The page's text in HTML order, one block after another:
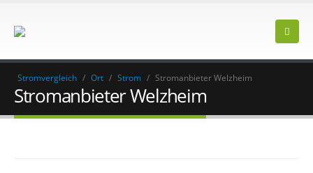
Stromvergleich / Ort / Strom / Stromanbieter Welzheim
Stromanbieter Welzheim